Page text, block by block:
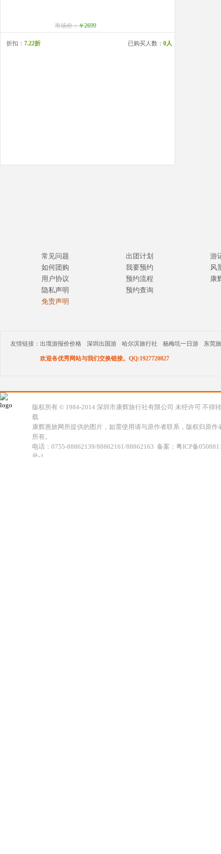
市场价：￥2699
折扣： 7.22折 已购买人数： 0人
常见问题
如何团购
用户协议
隐私声明
免责声明
出团计划
我要预约
预约流程
预约查询
游
风
康
友情链接： 出境游报价价格 深圳出国游 哈尔滨旅行社 杨梅坑一日游 东莞
欢迎各优秀网站与我们交换链接。QQ:1927720827
版权所有 © 1984-2014 深圳市康辉旅行社有限公司 未经许可 不得转
载
康辉惠旅网所提供的图片，如需使用请与原作者联系，版权归原作
所有。
电话：0755-88862139/88862161/88862163 备案：粤ICP备
号-1